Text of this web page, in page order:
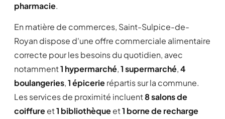
pharmacie.
En matière de commerces, Saint-Sulpice-de-
Royan dispose d'une offre commerciale alimentaire
correcte pour les besoins du quotidien, avec
notamment1 hypermarché,1 supermarché,4
boulangeries,1 épicerierépartis sur la commune.
Les services de proximité incluent8 salons de
coiffureet1 bibliothèqueet1 borne de recharge